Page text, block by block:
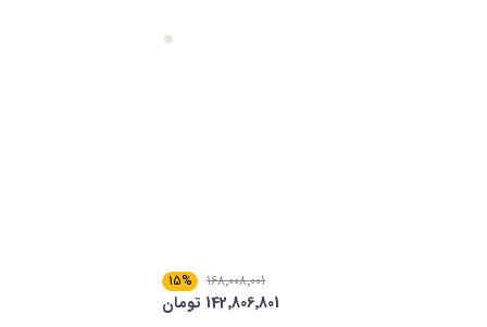
168٬008٬001
15%
142٬806٬801 تومان